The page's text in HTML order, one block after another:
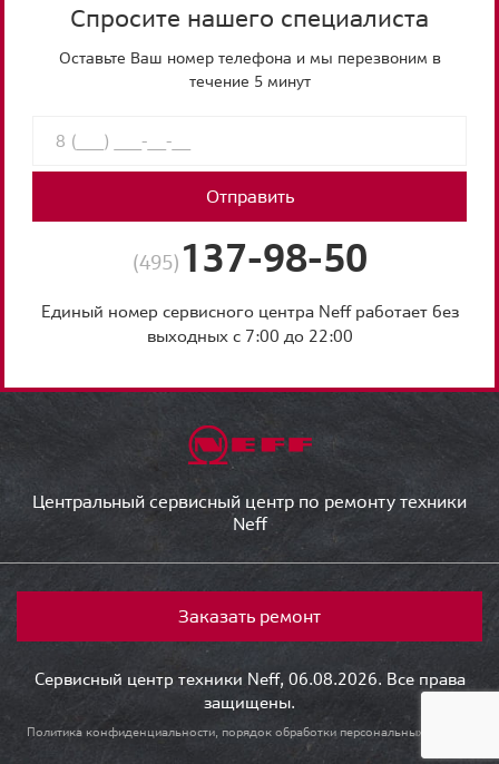
Спросите нашего специалиста
Оставьте Ваш номер телефона и мы перезвоним в
течение 5 минут
Отправить
(495) 137-98-50
Единый номер сервисного центра Neff работает без
выходных с 7:00 до 22:00
Центральный сервисный центр по ремонту техники
Neff
Заказать ремонт
Сервисный центр техники Neff, 06.08.2026. Все права
защищены.
Политика конфиденциальности, порядок обработки персональных данных